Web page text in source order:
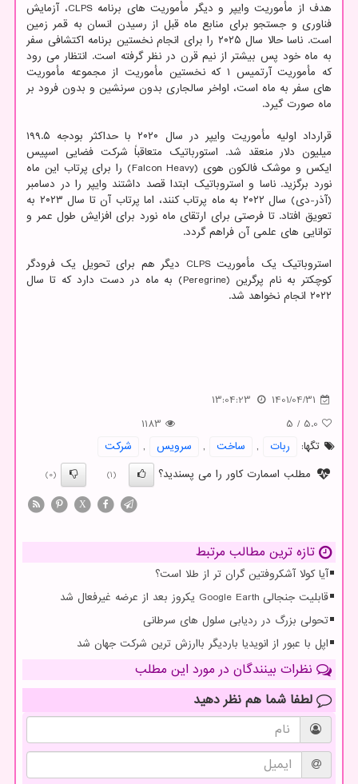
هدف از مأموریت وایپر و دیگر مأموریت های برنامه CLPS، آزمایش
فناوری و جستجو برای منابع ماه قبل از رسیدن انسان به قمر زمین
است. ناسا حالا سال ۲۰۲۵ را برای انجام نخستین برنامه اکتشافی سفر
به ماه خود پس بیشتر از نیم قرن در نظر گرفته است. انتظار می رود
که مأموریت آرتمیس ۱ که نخستین مأموریت از مجموعه مأموریت
های سفر به ماه است، اواخر سالجاری بدون سرنشین و بدون فرود بر
ماه صورت گیرد.
قرارداد اولیه مأموریت وایپر در سال ۲۰۲۰ با حداکثر بودجه ۱۹۹.۵
میلیون دلار منعقد شد. استورباتیک متعاقباً شرکت فضایی اسپیس
ایکس و موشک فالکون هوی (Falcon Heavy) را برای پرتاب این ماه
نورد برگزید. ناسا و استروباتیک ابتدا قصد داشتند وایپر را در دسامبر
(آذر-دی) سال ۲۰۲۲ به ماه پرتاب کنند، اما پرتاب آن تا سال ۲۰۲۳ به
تعویق افتاد. تا فرصتی برای ارتقای ماه نورد برای افزایش طول عمر و
توانایی های علمی آن فراهم گردد.
استروباتیک یک مأموریت CLPS دیگر هم برای تحویل یک فرودگر
کوچکتر به نام پرگرین (Peregrine) به ماه در دست دارد که تا سال
۲۰۲۲ انجام نخواهد شد.
1401/04/31
13:04:23
5.0
/
5
1183
تگها:
ربات , ساخت , سرویس ,
شركت
مطلب اسمارت کاور را می پسندید؟
(1)
(0)
X
تازه ترین مطالب مرتبط
آیا کولا آشکروفتین گران تر از طلا است؟
قابلیت جنجالی Google Earth یکروز بعد از عرضه غیرفعال شد
تحولی بزرگ در ردیابی سلول های سرطانی
اپل با عبور از انویدیا باردیگر باارزش ترین شرکت جهان شد
نظرات بینندگان در مورد این مطلب
لطفا شما هم نظر دهید